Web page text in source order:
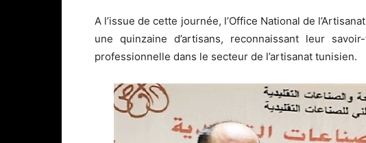
A l’issue de cette journée, l’Office National de
une quinzaine d’artisans, reconnaissant leur
professionnelle dans le secteur de l’artisanat tunisien.